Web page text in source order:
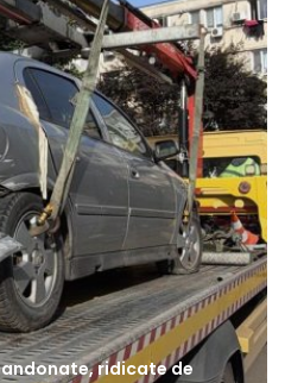
ridicate de